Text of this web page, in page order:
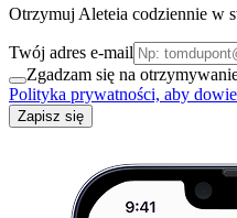
Otrzymuj Aleteia codziennie w
Twój adres e-mail
Zgadzam się na
Polityka prywatności, aby
Zapisz się